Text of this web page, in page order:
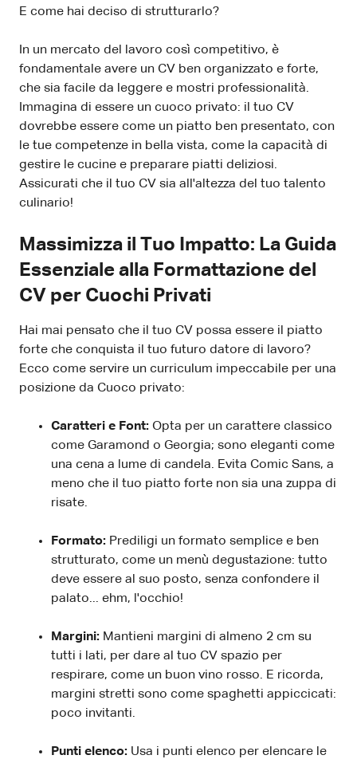
E come hai deciso di strutturarlo?
In un mercato del lavoro così competitivo, è
fondamentale avere un CV ben organizzato e forte,
che sia facile da leggere e mostri professionalità.
Immagina di essere un cuoco privato: il tuo CV
dovrebbe essere come un piatto ben presentato, con
le tue competenze in bella vista, come la capacità di
gestire le cucine e preparare piatti deliziosi.
Assicurati che il tuo CV sia all'altezza del tuo talento
culinario!
Massimizza il Tuo Impatto: La Guida
Essenziale alla Formattazione del
CV per Cuochi Privati
Hai mai pensato che il tuo CV possa essere il piatto
forte che conquista il tuo futuro datore di lavoro?
Ecco come servire un curriculum impeccabile per una
posizione da Cuoco privato:
Caratteri e Font: Opta per un carattere classico
come Garamond o Georgia; sono eleganti come
una cena a lume di candela. Evita Comic Sans, a
meno che il tuo piatto forte non sia una zuppa di
risate.
Formato: Prediligi un formato semplice e ben
strutturato, come un menù degustazione: tutto
deve essere al suo posto, senza confondere il
palato... ehm, l'occhio!
Margini: Mantieni margini di almeno 2 cm su
tutti i lati, per dare al tuo CV spazio per
respirare, come un buon vino rosso. E ricorda,
margini stretti sono come spaghetti appiccicati:
poco invitanti.
Punti elenco: Usa i punti elenco per elencare le